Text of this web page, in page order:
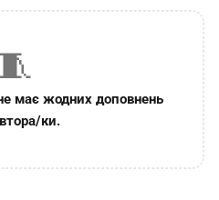
має жодних доповнень
ки.